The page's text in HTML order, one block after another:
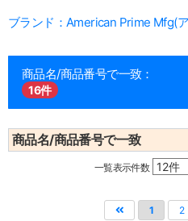
ブランド：American Prime Mfg(
商品名/商品番号で一致：
16件
商品名/商品番号で一致
一覧表示件数
1 2